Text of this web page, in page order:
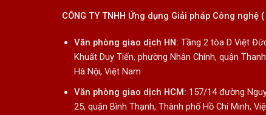
CÔNG TY TNHH Ứng dụng Giải pháp Công nghệ (
Văn phòng giao dịch HN: Tầng 2 tòa D Việt
Khuất Duy Tiến, phường Nhân Chính, quận
Hà Nội, Việt Nam
Văn phòng giao dịch HCM: 157/14 đường
25, quận Bình Thạnh, Thành phố Hồ Chí Minh,